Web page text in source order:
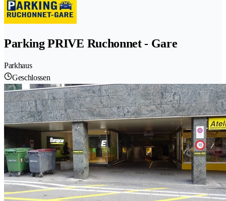
Parking PRIVE Ruchonnet - Gare
Parkhaus
Geschlossen